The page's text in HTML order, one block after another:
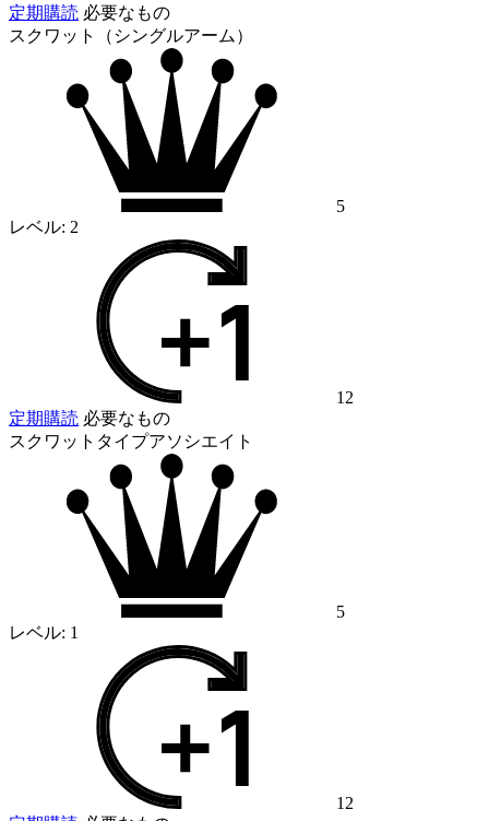
定期購読 必要なもの
スクワット（シングルアーム）
5
レベル: 2
12
定期購読 必要なもの
スクワットタイプアソシエイト
5
レベル: 1
12